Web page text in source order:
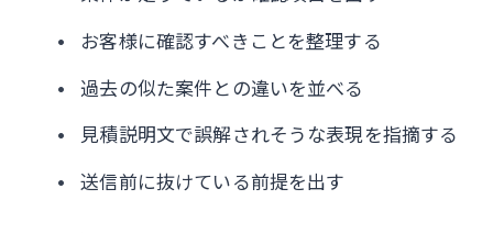
お客様に確認すべきことを整理する
過去の似た案件との違いを並べる
見積説明文で誤解されそうな表現を指摘する
送信前に抜けている前提を出す